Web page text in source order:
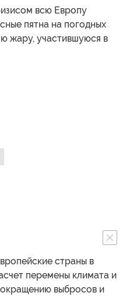
всю Европу
пятна на погодных
жару, участившуюся в
страны в
перемены климата и
выбросов и